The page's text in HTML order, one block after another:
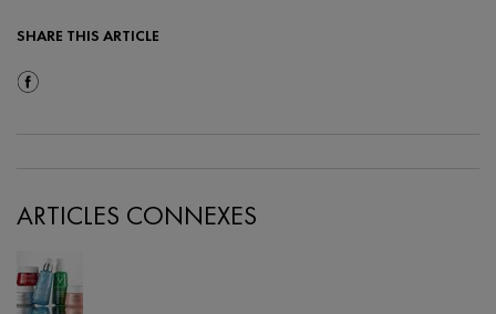
SHARE THIS ARTICLE
Share On Facebook
ARTICLES CONNEXES